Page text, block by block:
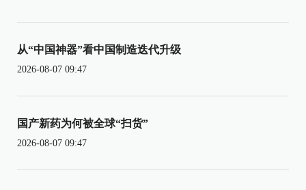
从“中国神器”看中国制造迭代升级
2026-08-07 09:47
国产新药为何被全球“扫货”
2026-08-07 09:47